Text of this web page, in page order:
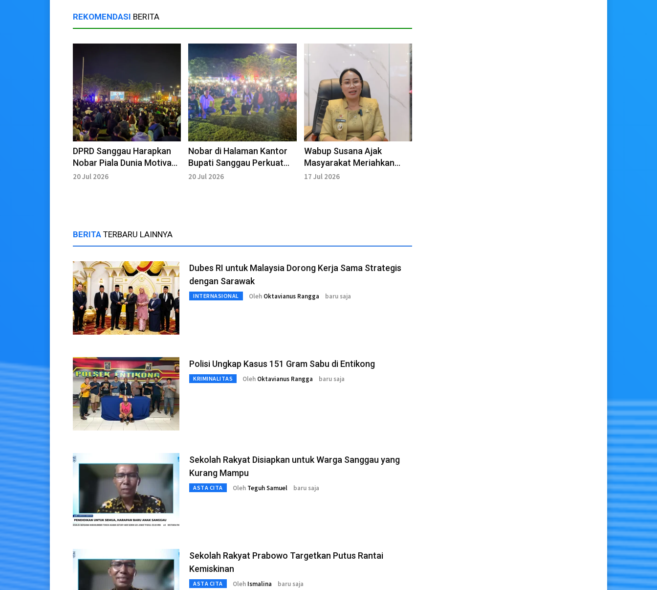
REKOMENDASI BERITA
DPRD Sanggau Harapkan
Nobar Piala Dunia Motivasi
Generasi Muda
20 Jul 2026
Nobar di Halaman Kantor
Bupati Sanggau Perkuat
Persatuan
20 Jul 2026
Wabup Susana Ajak
Masyarakat Meriahkan
Nobar Final Pildun di
17 Jul 2026
BERITA TERBARU LAINNYA
Dubes RI untuk Malaysia Dorong Kerja Sama Strategis
dengan Sarawak
INTERNASIONAL Oleh Oktavianus Rangga baru saja
Polisi Ungkap Kasus 151 Gram Sabu di Entikong
KRIMINALITAS Oleh Oktavianus Rangga baru saja
Sekolah Rakyat Disiapkan untuk Warga Sanggau yang
Kurang Mampu
ASTA CITA Oleh Teguh Samuel baru saja
Sekolah Rakyat Prabowo Targetkan Putus Rantai
Kemiskinan
ASTA CITA Oleh Ismalina baru saja